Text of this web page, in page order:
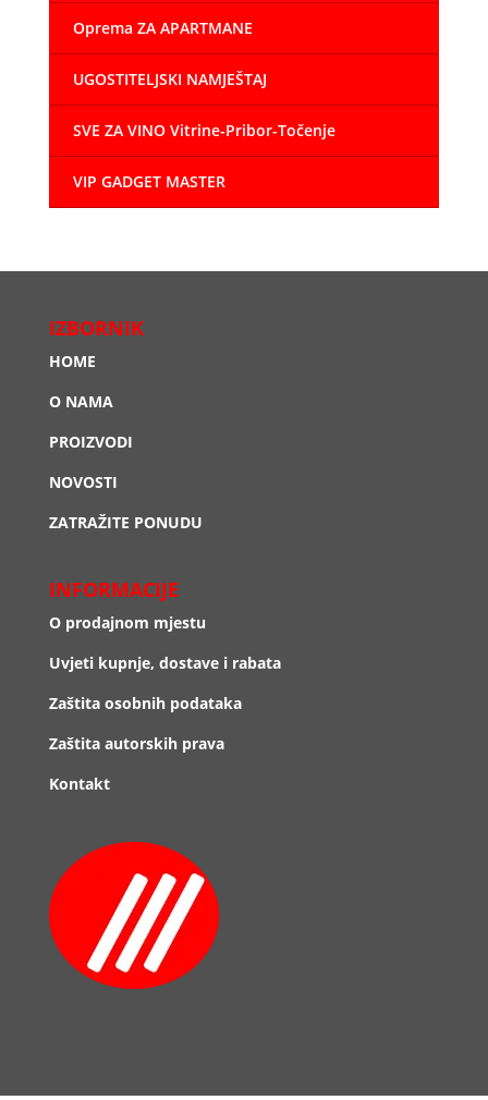
Oprema ZA APARTMANE
UGOSTITELJSKI NAMJEŠTAJ
SVE ZA VINO Vitrine-Pribor-Točenje
VIP GADGET MASTER
IZBORNIK
HOME
O NAMA
PROIZVODI
NOVOSTI
ZATRAŽITE PONUDU
INFORMACIJE
O prodajnom mjestu
Uvjeti kupnje, dostave i rabata
Zaštita osobnih podataka
Zaštita autorskih prava
Kontakt